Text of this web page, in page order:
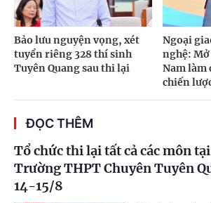
Bảo lưu nguyện vọng, xét
tuyển riêng 328 thí sinh
Tuyên Quang sau thi lại
Ngoại
nghệ:
Nam làm
chiến
ĐỌC THÊM
Tổ chức thi lại tất cả các môn
Trường THPT Chuyên Tuyên
14-15/8